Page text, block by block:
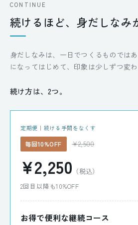
CONTINUE
続けるほど、身だしなみ
身だしなみは、一日でつくるものでは
になってはじめて、印象は少しずつ変わ
続け方は、2つ。
定期便｜続ける手間をなくす
毎回10%OFF ¥2,500
¥2,250 （税込）
2回目以降も10%OFF
お得で便利な継続コース